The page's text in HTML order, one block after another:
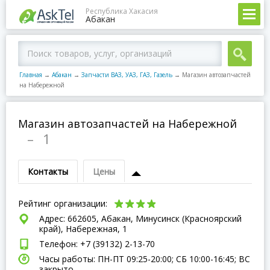
Республика Хакасия
Абакан
Главная → Абакан → Запчасти ВАЗ, УАЗ, ГАЗ, Газель → Магазин автозапчастей
на Набережной
Магазин автозапчастей на Набережной
– 1
Контакты Цены
Рейтинг организации:
Адрес: 662605, Абакан, Минусинск (Красноярский
край), Набережная, 1
Телефон: +7 (39132) 2-13-70
Часы работы: ПН-ПТ 09:25-20:00; СБ 10:00-16:45; ВC